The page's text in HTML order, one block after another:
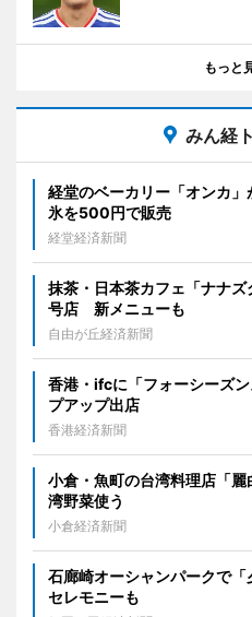
もっと
みん経
経堂のベーカリー「オンカ
氷を500円で販売
経堂経済新聞
抹茶・日本茶カフェ「ナナ
号店 新メニューも
自由が丘経済新聞
香港・ifcに「フォーシーズ
プアップ出店
香港経済新聞
小倉・魚町の台湾料理店「
湾野菜使う
小倉経済新聞
石廊崎オーシャンパークで
セレモニーも